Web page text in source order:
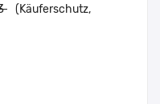
(Käuferschutz,